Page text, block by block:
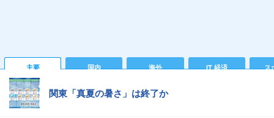
主要 国内 海外 IT 経済 ス
関東「真夏の暑さ」は終了か